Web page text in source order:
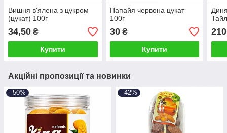
Вишня в'ялена з цукром
(цукат) 100г
34,50 ₴
Купити
Папайя червона цукат
100г
30₴
Купити
210
Акційні пропозиції та новинки
–50% –42%